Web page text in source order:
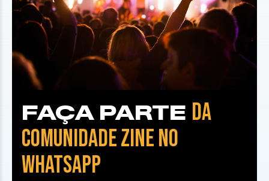
FAÇA PARTE DA
COMUNIDADE ZINE NO
WHATSAPP